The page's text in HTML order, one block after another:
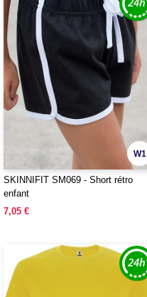
W1
SKINNIFIT SM069 - Short rétro
enfant
7,05 €